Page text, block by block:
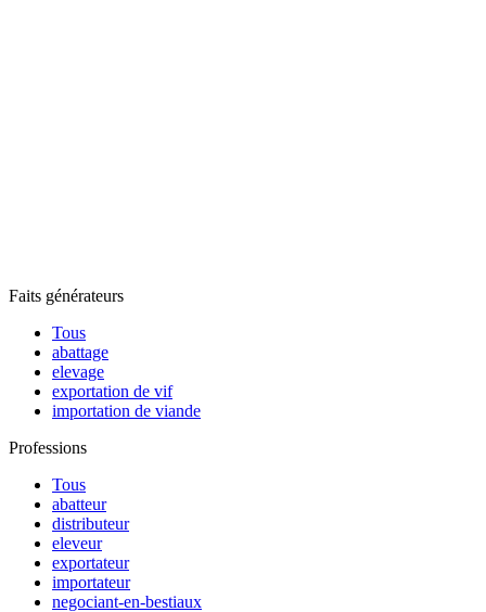
Faits générateurs
Tous
abattage
elevage
exportation de vif
importation de viande
Professions
Tous
abatteur
distributeur
eleveur
exportateur
importateur
negociant-en-bestiaux